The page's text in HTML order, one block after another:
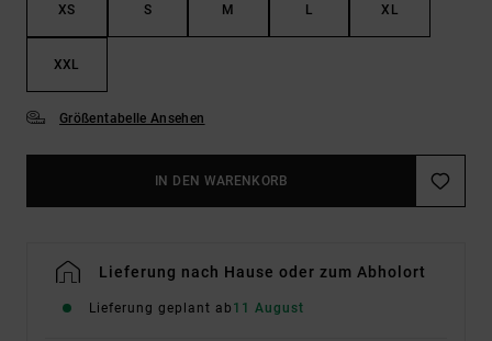
XS S M L XL
XXL
Größentabelle Ansehen
IN DEN WARENKORB
Lieferung nach Hause oder zum Abholort
Lieferung geplant ab 11 August